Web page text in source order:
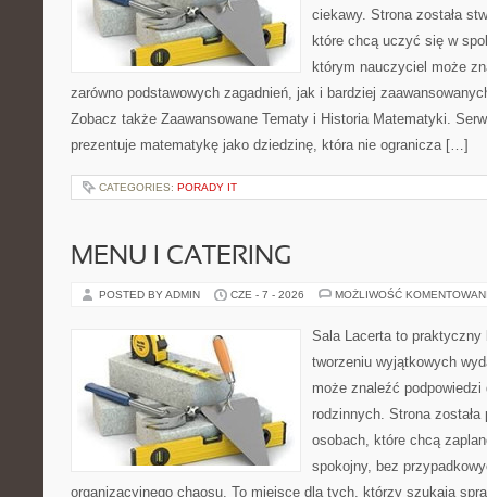
ciekawy. Strona została
które chcą uczyć się w
którym nauczyciel może
zarówno podstawowych zagadnień, jak i bardziej
Zobacz także Zaawansowane Tematy i Historia Matematyki.
prezentuje matematykę jako dziedzinę, która nie ogranicza […]
CATEGORIES: PORADY IT
MENU I CATERING
POSTED BY ADMIN CZE - 7 - 2026 MOŻLIWOŚĆ
Sala Lacerta to praktyczny
tworzeniu wyjątkowych
może znaleźć
rodzinnych. Strona
osobach, które chcą
spokojny, bez
organizacyjnego chaosu. To miejsce dla tych, którzy szukają